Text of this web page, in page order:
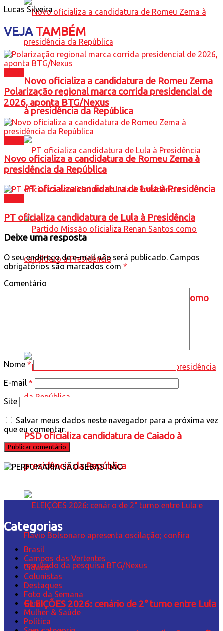
Novo oficializa a candidatura de Romeu Zema
à presidência da República
PT oficializa candidatura de Lula à Presidência
Partido Missão oficializa Renan Santos como
PSD oficializa candidatura de Caiado à
presidência da República
ELEIÇÕES 2026: cenário de 2° turno entre Lula
Lucas Silveira
VEJATAMBÉM
Polarização regional marca corrida presidencial de
2026, aponta BTG/Nexus
Novo oficializa a candidatura de Romeu Zema à
presidência da República
PT oficializa candidatura de Lula à Presidência
Deixe uma resposta
O seu endereço de e-mail não será publicado. Campos
obrigatórios são marcados com *
Comentário
Nome *
E-mail *
Site
Salvar meus dados neste navegador para a próxima vez
que eu comentar.
Categorias
Brasil
Campos das Vertentes
Cidade
Colunistas
Destaques
Foto da Semana
Geral
Mulher & Saúde
Política